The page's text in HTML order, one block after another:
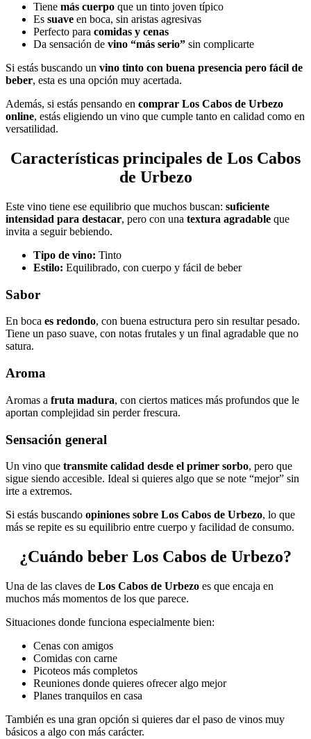
Tiene más cuerpo que un tinto joven típico
Es suave en boca, sin aristas agresivas
Perfecto para comidas y cenas
Da sensación de vino “más serio” sin complicarte
Si estás buscando un vino tinto con buena presencia pero fácil de
beber, esta es una opción muy acertada.
Además, si estás pensando en comprar Los Cabos de Urbezo
online, estás eligiendo un vino que cumple tanto en calidad como en
versatilidad.
Características principales de Los Cabos
de Urbezo
Este vino tiene ese equilibrio que muchos buscan: suficiente
intensidad para destacar, pero con una textura agradable que
invita a seguir bebiendo.
Tipo de vino: Tinto
Estilo: Equilibrado, con cuerpo y fácil de beber
Sabor
En boca es redondo, con buena estructura pero sin resultar pesado.
Tiene un paso suave, con notas frutales y un final agradable que no
satura.
Aroma
Aromas a fruta madura, con ciertos matices más profundos que le
aportan complejidad sin perder frescura.
Sensación general
Un vino que transmite calidad desde el primer sorbo, pero que
sigue siendo accesible. Ideal si quieres algo que se note “mejor” sin
irte a extremos.
Si estás buscando opiniones sobre Los Cabos de Urbezo, lo que
más se repite es su equilibrio entre cuerpo y facilidad de consumo.
¿Cuándo beber Los Cabos de Urbezo?
Una de las claves de Los Cabos de Urbezo es que encaja en
muchos más momentos de los que parece.
Situaciones donde funciona especialmente bien:
Cenas con amigos
Comidas con carne
Picoteos más completos
Reuniones donde quieres ofrecer algo mejor
Planes tranquilos en casa
También es una gran opción si quieres dar el paso de vinos muy
básicos a algo con más carácter.